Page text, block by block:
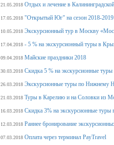
21.05.2018 Отдых и лечение в
17.05.2018 "Открытый Юг" на сезон 2018-2019
10.05.2018 Экскурсионный тур в Москву
17.04.2018 - 5 % на экскурсионный туры в
09.04.2018 Майские праздники 2018
30.03.2018 Скидка 5 % на экскурсионные
26.03.2018 Экскурсионные туры по Нижнему
21.03.2018 Туры в Карелию и на Соловки из
16.03.2018 Скидка 3% на экскурсионные
12.03.2018 Раннее бронирование
07.03.2018 Оплата через терминал PayTravel